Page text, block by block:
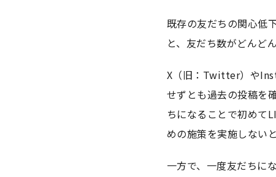
既存の友だちの関心低
と、友だち数がどんど
X（旧：Twitter）や
せずとも過去の投稿を
ちになることで初めて
めの施策を実施しない
一方で、一度友だちに